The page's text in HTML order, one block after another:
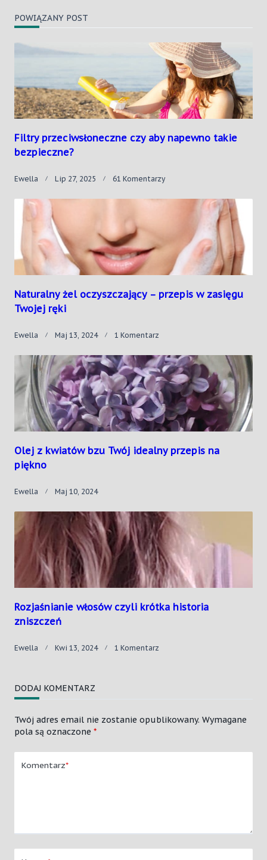
POWIĄZANY POST
Filtry przeciwsłoneczne czy aby napewno takie
bezpieczne?
Ewella Lip 27, 2025 61 KomentarzyDo
Przeciwsłoneczne
Napewno
Bezpieczne?
Naturalny żel oczyszczający – przepis w zasięgu
Twojej ręki
Ewella Maj 13, 2024 1 Komentarz
Żel
Oczyszczający
–
Przepis
W
Zasięgu
Twojej
Ręki
Olej z kwiatów bzu Twój idealny przepis na
piękno
Ewella Maj 10, 2024
Rozjaśnianie włosów czyli krótka historia
zniszczeń
Ewella Kwi 13, 2024 1 Komentarz
DODAJ KOMENTARZ
Twój adres email nie zostanie opublikowany. Wymagane
pola są oznaczone *
Komentarz*